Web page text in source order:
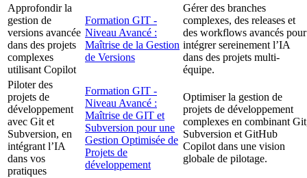
Approfondir la
gestion de
versions avancée
dans des projets
complexes
utilisant Copilot
Formation GIT -
Niveau Avancé :
Maîtrise de la Gestion
de Versions
Gérer des branches
complexes, des releases et
des workflows avancés pour
intégrer sereinement l’IA
dans des projets multi-
équipe.
Piloter des
projets de
développement
avec Git et
Subversion, en
intégrant l’IA
dans vos
pratiques
Formation GIT -
Niveau Avancé :
Maîtrise de GIT et
Subversion pour une
Gestion Optimisée de
Projets de
développement
Optimiser la gestion de
projets de développement
complexes en combinant
Subversion et GitHub
Copilot dans une vision
globale de pilotage.